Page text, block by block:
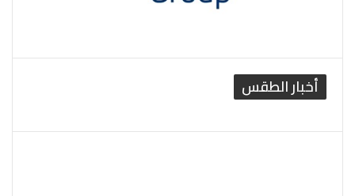
أخبار الطقس